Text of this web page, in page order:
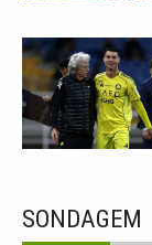
SONDAGEM